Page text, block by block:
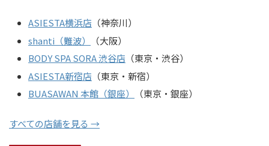
ASIESTA横浜店 （神奈川）
shanti（難波）
（大阪）
BODY SPA SORA 渋谷店 （東京・渋谷）
ASIESTA新宿店 （東京・新宿）
BUASAWAN 本館（銀座）
（東京・銀座）
すべての店舗を見る →